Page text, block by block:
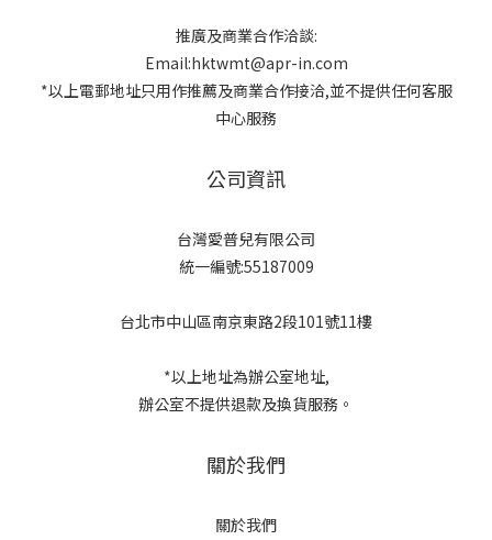
推廣及商業合作洽談:
Email:hktwmt@apr-in.com
*以上電郵地址只用作推薦及商業合作接洽,並不提供任何客服
中心服務
公司資訊
台灣愛普兒有限公司
統一編號:55187009
台北市中山區南京東路2段101號11樓
*以上地址為辦公室地址,
辦公室不提供退款及換貨服務。
關於我們
關於我們